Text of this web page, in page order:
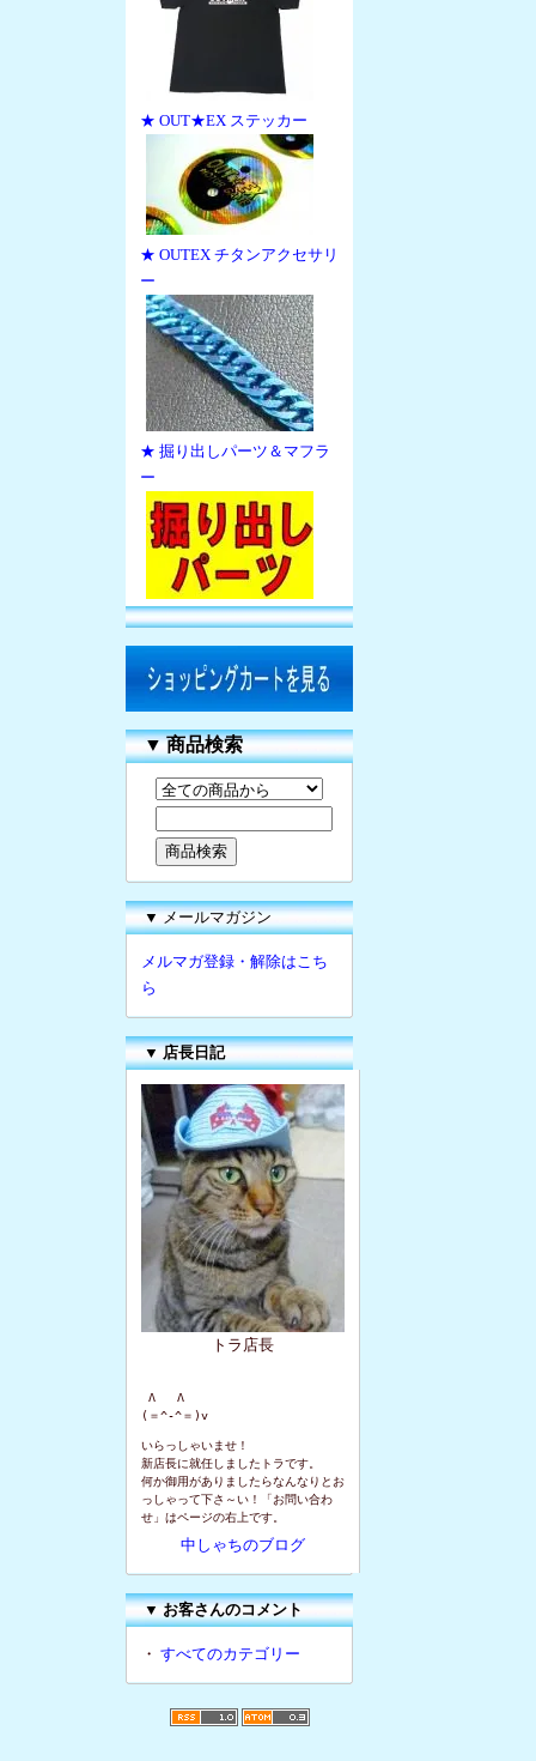
★ OUT★EX ステッカー
★ OUTEX チタンアクセサリ
ー
★ 掘り出しパーツ＆マフラ
ー
▼商品検索
▼ メールマガジン
メルマガ登録・解除はこち
ら
▼ 店長日記
トラ店長
Λ   Λ
(＝^-^＝)v
いらっしゃいませ！
新店長に就任しましたトラです。
何か御用がありましたらなんなりとお
っしゃって下さ～い！「お問い合わ
せ」はページの右上です。
中しゃちのブログ
▼お客さんのコメント
・ すべてのカテゴリー